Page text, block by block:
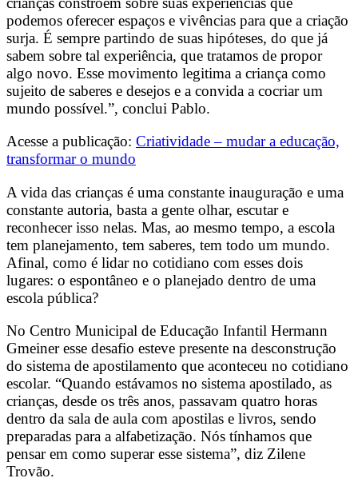
podemos oferecer espaços e vivências para que a criação
surja. É sempre partindo de suas hipóteses, do que já
sabem sobre tal experiência, que tratamos de propor
algo novo. Esse movimento legitima a criança como
sujeito de saberes e desejos e a convida a cocriar um
mundo possível.”, conclui Pablo.
Acesse a publicação: Criatividade – mudar a educação,
transformar o mundo
A vida das crianças é uma constante inauguração e uma
constante autoria, basta a gente olhar, escutar e
reconhecer isso nelas. Mas, ao mesmo tempo, a escola
tem planejamento, tem saberes, tem todo um mundo.
Afinal, como é lidar no cotidiano com esses dois
lugares: o espontâneo e o planejado dentro de uma
escola pública?
No Centro Municipal de Educação Infantil Hermann
Gmeiner esse desafio esteve presente na desconstrução
do sistema de apostilamento que aconteceu no cotidiano
escolar. “Quando estávamos no sistema apostilado, as
crianças, desde os três anos, passavam quatro horas
dentro da sala de aula com apostilas e livros, sendo
preparadas para a alfabetização. Nós tínhamos que
pensar em como superar esse sistema”, diz Zilene
Trovão.